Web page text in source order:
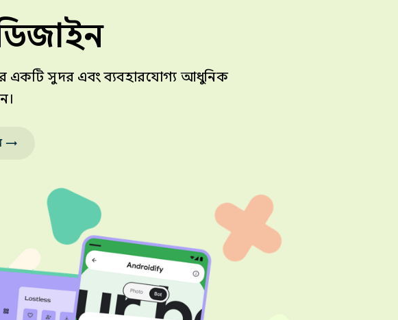
একটি সুন্দর এবং ব্যবহারযোগ্য আধুনিক
→